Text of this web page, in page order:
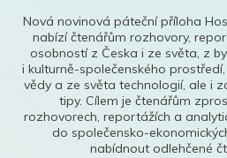
Nová novinová páteční příloha
nabízí čtenářům rozhovory,
osobností z Česka i ze světa, z
i kulturně-společenského
vědy a ze světa technologií, ale i
tipy. Cílem je čtenářům
rozhovorech, reportážích a
do společensko-
nabídnout odlehčené